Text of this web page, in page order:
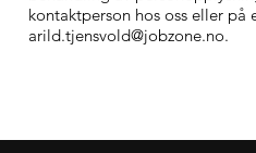
kontaktperson hos oss eller på
arild.tjensvold@jobzone.no.